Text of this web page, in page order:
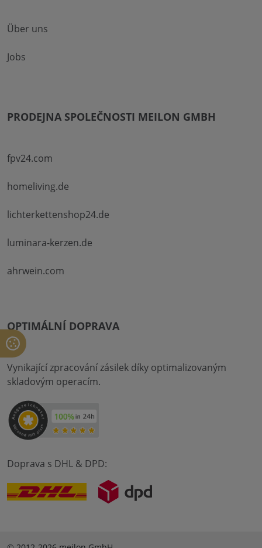
Über uns
Jobs
PRODEJNA SPOLEČNOSTI MEILON GMBH
fpv24.com
homeliving.de
lichterkettenshop24.de
luminara-kerzen.de
ahrwein.com
OPTIMÁLNÍ DOPRAVA
Vynikající zpracování zásilek díky optimalizovaným
skladovým operacím.
Doprava s DHL & DPD: